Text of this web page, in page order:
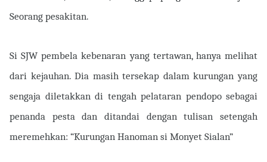
Seorang pesakitan.
Si SJW pembela kebenaran yang tertawan, hanya melihat
dari kejauhan. Dia masih tersekap dalam kurungan yang
sengaja diletakkan di tengah pelataran pendopo sebagai
penanda pesta dan ditandai dengan tulisan setengah
meremehkan: “Kurungan Hanoman si Monyet Sialan”